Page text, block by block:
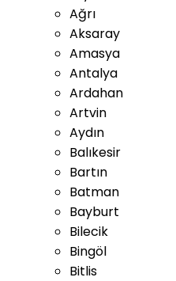
Ağrı
Aksaray
Amasya
Antalya
Ardahan
Artvin
Aydın
Balıkesir
Bartın
Batman
Bayburt
Bilecik
Bingöl
Bitlis